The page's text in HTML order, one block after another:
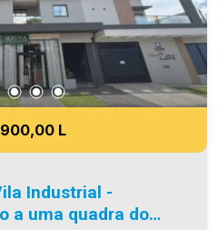
erro de
bem como alteração
meramente
L
Industrial -
a uma quadra do